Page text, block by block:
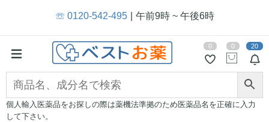
☏ 0120-542-495 午前9時 ~ 午後6時
20
0 0
個人輸入医薬品をお探しの際は薬機法準拠のため医薬品名を正確に入力
して下さい。